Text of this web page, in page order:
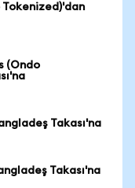
Tokenized)'dan
(Ondo
Takası'na
Takası'na